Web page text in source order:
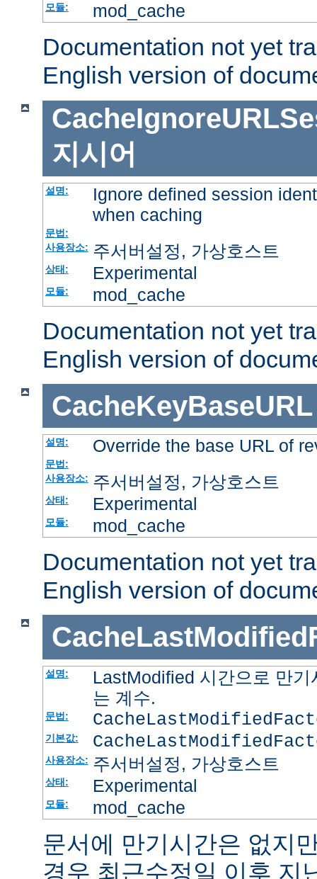
모듈: mod_cache
Documentation not yet
English version of
지시어
설명:
Ignore defined session
when caching
문법:
사용장소: 주서버설정, 가상호스트
상태: Experimental
모듈: mod_cache
Documentation not yet
English version of
CacheKeyBaseURL
설명: Override the base URL of
문법:
사용장소: 주서버설정, 가상호스트
상태: Experimental
모듈: mod_cache
Documentation not yet
English version of
설명:
LastModified 시간으로 만
는 계수.
문법:
기본값:
사용장소: 주서버설정, 가상호스트
상태: Experimental
모듈: mod_cache
문서에 만기시간은 없지
경우 최근수정일 이후 지